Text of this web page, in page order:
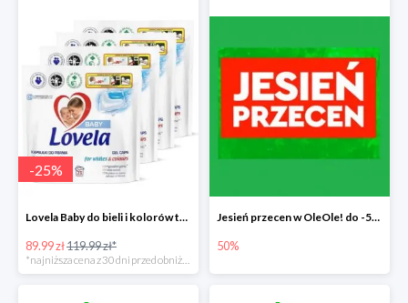
-25%
Lovela Baby do bieli i kolorów taniej o 30zł
89.99 zł119.99 zł*
Jesień przecen w OleOle! do -50%
50%